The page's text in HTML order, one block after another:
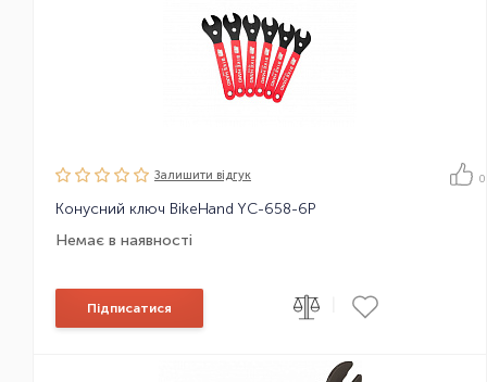
Залишити вiдгук 0
Конусний ключ BikeHand YC-658-6P
Немає в наявності
Підписатися